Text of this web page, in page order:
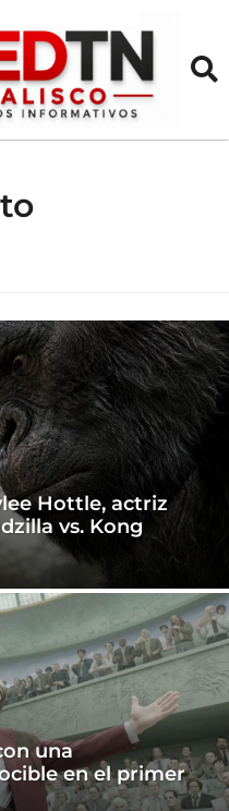
Hottle, actriz
vs. Kong
una
en el primer